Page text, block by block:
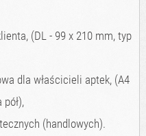
(DL - 99 x 210 mm, typ
dla właścicieli aptek, (A4
(handlowych).